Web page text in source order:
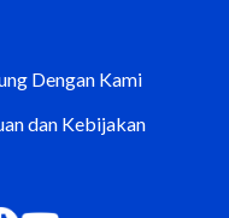
Dengan Kami
dan Kebijakan